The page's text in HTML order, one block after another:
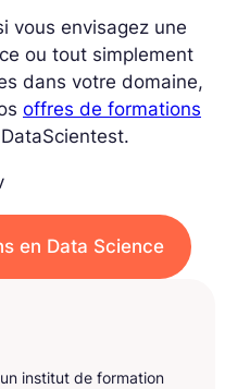
vous envisagez une
ou tout simplement
dans votre domaine,
offres de formations
en Data Science
institut de formation